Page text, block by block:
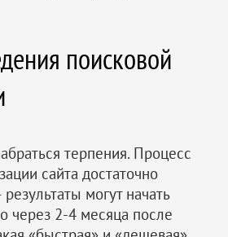
поисковой
терпения. Процесс
сайта достаточно
могут начать
через 2-4 месяца после